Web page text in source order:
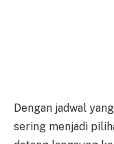
Dengan jadwal
sering menjadi